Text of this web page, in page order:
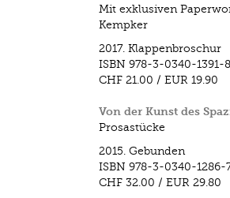
Mit exklusiven
Kempker
2017. Klappenbroschur
ISBN 978-3-0340-1391-8
CHF 21.00 / EUR 19.90
Von der Kunst des
Prosastücke
2015. Gebunden
ISBN 978-3-0340-1286-
CHF 32.00 / EUR 29.80